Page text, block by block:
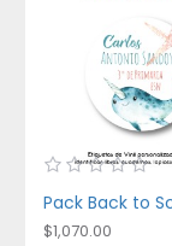
$1,070.00